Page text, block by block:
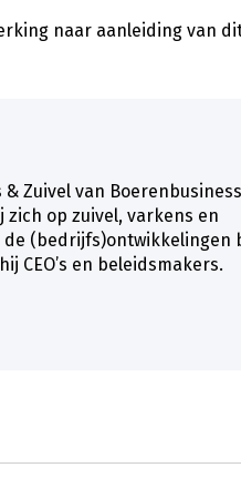
naar aanleiding van
Zuivel van
op zuivel, varkens en
(bedrijfs)ontwikkelingen
CEO’s en beleidsmakers.